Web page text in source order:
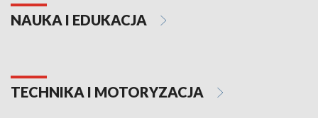
NAUKA I EDUKACJA
TECHNIKA I MOTORYZACJA